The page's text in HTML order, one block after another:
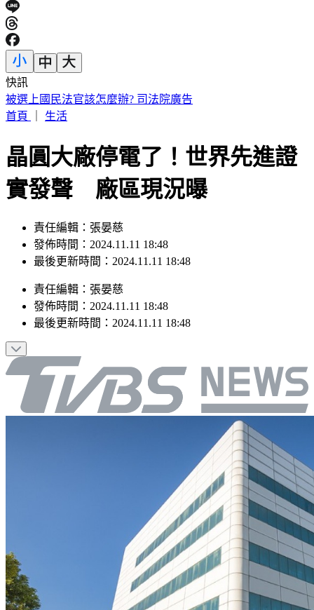
快訊
「台灣LBJ」重返職籃！周儀翔重磅加盟新北國王
首頁
生活
晶圓大廠停電了！世界先進證
實發聲 廠區現況曝
責任編輯：張晏慈
發佈時間：2024.11.11 18:48
最後更新時間：2024.11.11 18:48
責任編輯 ： 張晏慈
發佈時間： 2024.11.11 18:48
最後更新時間： 2024.11.11 18:48